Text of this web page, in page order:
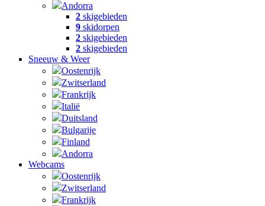
Andorra
2 skigebieden
9 skidorpen
2 skigebieden
2 skigebieden
Sneeuw & Weer
Oostenrijk
Zwitserland
Frankrijk
Italië
Duitsland
Bulgarije
Finland
Andorra
Webcams
Oostenrijk
Zwitserland
Frankrijk